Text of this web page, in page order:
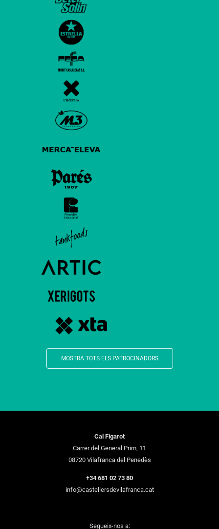
MOSTRA TOTS ELS PATROCINADORS
Cal Figarot
Carrer del General Prim, 11
08720 Vilafranca del Penedès
+34 681 02 73 80
info@castellersdevilafranca.cat
Segueix-nos a: